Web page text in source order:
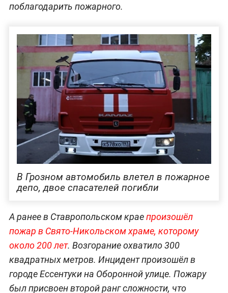
поблагодарить пожарного.
В Грозном автомобиль влетел в пожарное
депо, двое спасателей погибли
А ранее в Ставропольском краепроизошёл
пожар в Свято-Никольском храме, которому
около 200 лет. Возгорание охватило 300
квадратных метров. Инцидент произошёл в
городе Ессентуки на Оборонной улице. Пожару
был присвоен второй ранг сложности, что